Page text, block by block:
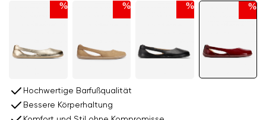
% % % %
Hochwertige Barfußqualität
Bessere Körperhaltung